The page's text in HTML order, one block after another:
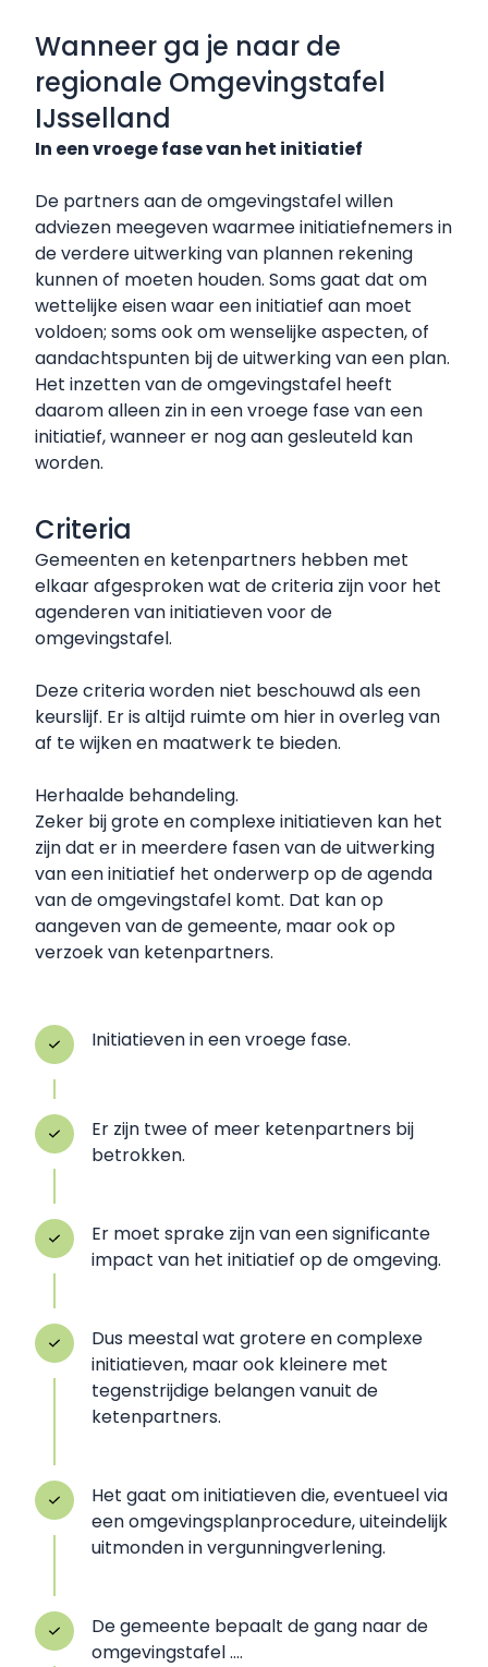
Wanneer ga je naar de
regionale Omgevingstafel
IJsselland
In een vroege fase van het initiatief
De partners aan de omgevingstafel willen
adviezen meegeven waarmee initiatiefnemers in
de verdere uitwerking van plannen rekening
kunnen of moeten houden. Soms gaat dat om
wettelijke eisen waar een initiatief aan moet
voldoen; soms ook om wenselijke aspecten, of
aandachtspunten bij de uitwerking van een plan.
Het inzetten van de omgevingstafel heeft
daarom alleen zin in een vroege fase van een
initiatief, wanneer er nog aan gesleuteld kan
worden.
Criteria
Gemeenten en ketenpartners hebben met
elkaar afgesproken wat de criteria zijn voor het
agenderen van initiatieven voor de
omgevingstafel.
Deze criteria worden niet beschouwd als een
keurslijf. Er is altijd ruimte om hier in overleg van
af te wijken en maatwerk te bieden.
Herhaalde behandeling.
Zeker bij grote en complexe initiatieven kan het
zijn dat er in meerdere fasen van de uitwerking
van een initiatief het onderwerp op de agenda
van de omgevingstafel komt. Dat kan op
aangeven van de gemeente, maar ook op
verzoek van ketenpartners.
Initiatieven in een vroege fase.
Er zijn twee of meer ketenpartners bij
betrokken.
Er moet sprake zijn van een significante
impact van het initiatief op de omgeving.
Dus meestal wat grotere en complexe
initiatieven, maar ook kleinere met
tegenstrijdige belangen vanuit de
ketenpartners.
Het gaat om initiatieven die, eventueel via
een omgevingsplanprocedure, uiteindelijk
uitmonden in vergunningverlening.
De gemeente bepaalt de gang naar de
omgevingstafel ….